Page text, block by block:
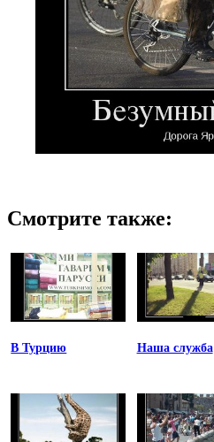
Смотрите также:
В Турцию Наша служба